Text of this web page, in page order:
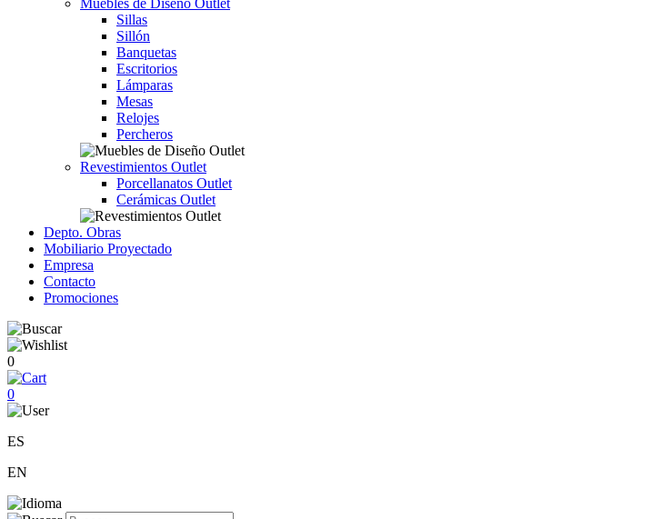
Muebles de Diseño Outlet
Sillas
Sillón
Banquetas
Escritorios
Lámparas
Mesas
Relojes
Percheros
Revestimientos Outlet
Porcellanatos Outlet
Cerámicas Outlet
Depto. Obras
Mobiliario Proyectado
Empresa
Contacto
Promociones
0
0
ES
EN